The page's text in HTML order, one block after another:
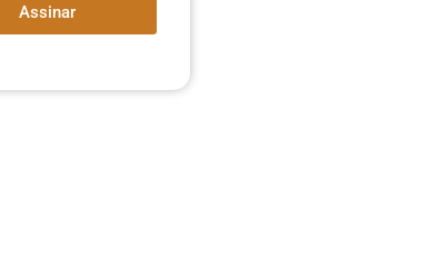
Assinar